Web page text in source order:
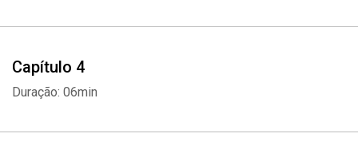
Capítulo 4
Duração: 06min